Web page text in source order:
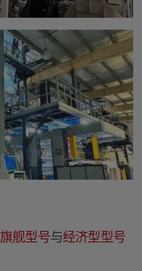
旗舰型号与经济型型号